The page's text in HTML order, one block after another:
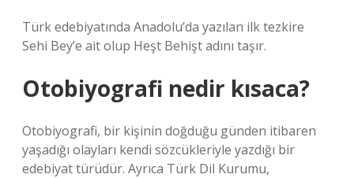
Türk edebiyatında Anadolu’da yazılan ilk tezkire
Sehi Bey’e ait olup Heşt Behişt adını taşır.
Otobiyografi nedir kısaca?
Otobiyografi, bir kişinin doğduğu günden itibaren
yaşadığı olayları kendi sözcükleriyle yazdığı bir
edebiyat türüdür. Ayrıca Türk Dil Kurumu,